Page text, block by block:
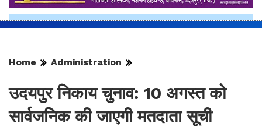
Home Administration
उदयपुर निकाय चुनाव: 10 अगस्त को
सार्वजनिक की जाएगी मतदाता सूची